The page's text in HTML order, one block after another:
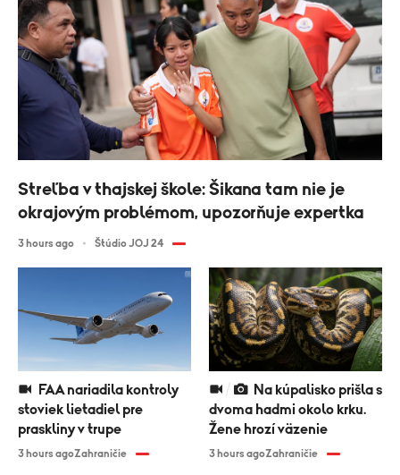
Streľba v thajskej škole: Šikana tam nie je
okrajovým problémom, upozorňuje expertka
3 hours ago Štúdio JOJ 24
stoviek lietadiel pre
praskliny v trupe
3 hours agoZahraničie
dvoma hadmi okolo krku.
Žene hrozí väzenie
3 hours agoZahraničie